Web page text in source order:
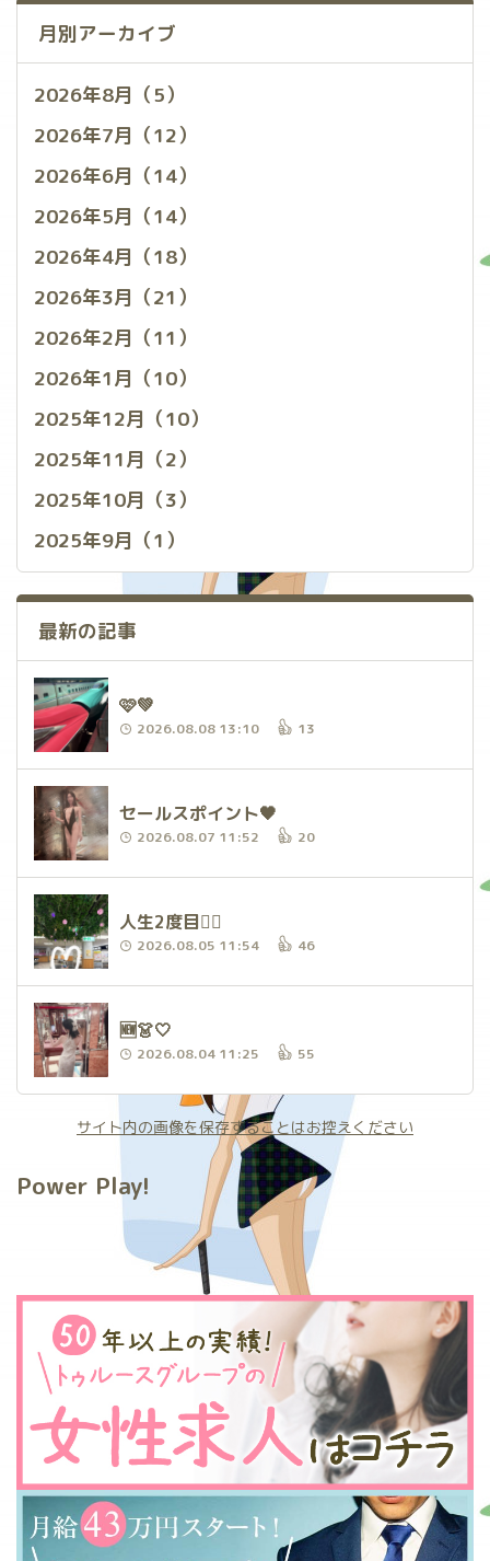
月別アーカイブ
2026年8月（5）
2026年7月（12）
2026年6月（14）
2026年5月（14）
2026年4月（18）
2026年3月（21）
2026年2月（11）
2026年1月（10）
2025年12月（10）
2025年11月（2）
2025年10月（3）
2025年9月（1）
最新の記事
🩷💚
2026.08.08 13:10 13
セールスポイント🖤
2026.08.07 11:52 20
人生2度目✌🏻
2026.08.05 11:54 46
🆕👗🤍
2026.08.04 11:25 55
サイト内の画像を保存することはお控えください
Power Play!